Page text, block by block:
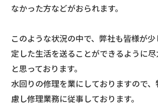
なかった方などがおられます。
このような状況の中で、弊社も皆様が
定した生活を送ることができるように
と思っております。
水回りの修理を業にしておりますので
慮し修理業務に従事しております。